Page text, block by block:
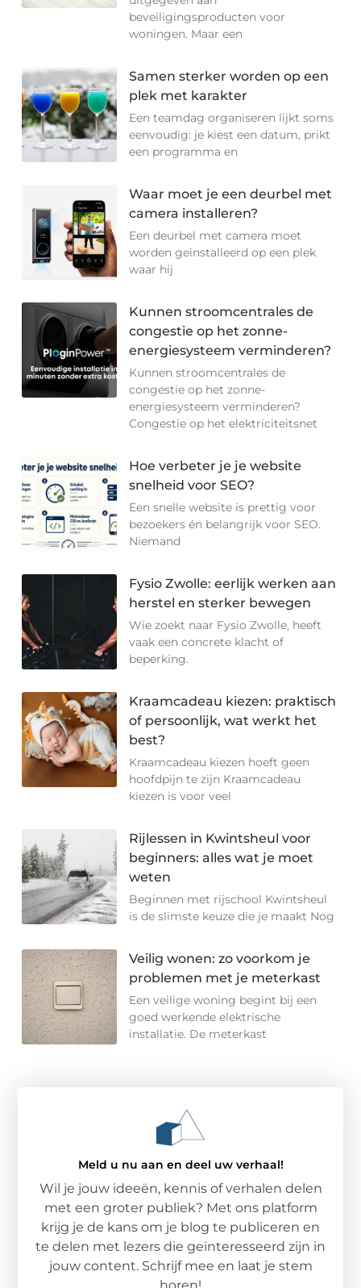
beveiligingsproducten voor
woningen. Maar een
Samen sterker worden op een
plek met karakter
Een teamdag organiseren lijkt soms
eenvoudig: je kiest een datum, prikt
een programma en
Waar moet je een deurbel met
camera installeren?
Een deurbel met camera moet
worden geïnstalleerd op een plek
waar hij
Kunnen stroomcentrales de
congestie op het zonne-
energiesysteem verminderen?
Kunnen stroomcentrales de
congestie op het zonne-
energiesysteem verminderen?
Congestie op het elektriciteitsnet
Hoe verbeter je je website
snelheid voor SEO?
Een snelle website is prettig voor
bezoekers én belangrijk voor SEO.
Niemand
Fysio Zwolle: eerlijk werken aan
herstel en sterker bewegen
Wie zoekt naar Fysio Zwolle, heeft
vaak een concrete klacht of
beperking.
Kraamcadeau kiezen: praktisch
of persoonlijk, wat werkt het
best?
Kraamcadeau kiezen hoeft geen
hoofdpijn te zijn Kraamcadeau
kiezen is voor veel
Rijlessen in Kwintsheul voor
beginners: alles wat je moet
weten
Beginnen met rijschool Kwintsheul
is de slimste keuze die je maakt Nog
Veilig wonen: zo voorkom je
problemen met je meterkast
Een veilige woning begint bij een
goed werkende elektrische
installatie. De meterkast
Meld u nu aan en deel uw verhaal!
Wil je jouw ideeën, kennis of verhalen delen
met een groter publiek? Met ons platform
krijg je de kans om je blog te publiceren en
te delen met lezers die geïnteresseerd zijn in
jouw content. Schrijf mee en laat je stem